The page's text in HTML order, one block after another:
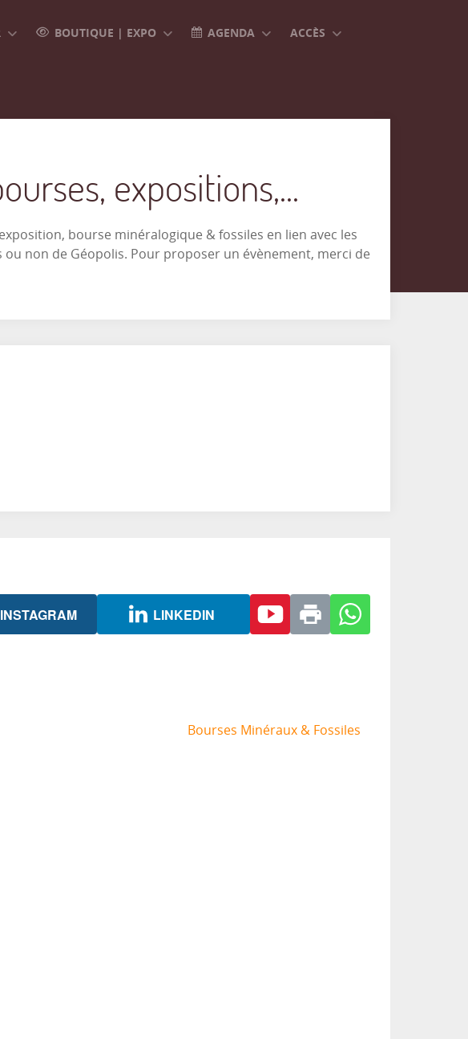
BOUTIQUE | EXPO AGENDA ACCÈS
expositions,...
bourse minéralogique & fossiles en lien avec les
non de Géopolis. Pour proposer un évènement, merci de
INSTAGRAM LINKEDIN
Bourses Minéraux & Fossiles